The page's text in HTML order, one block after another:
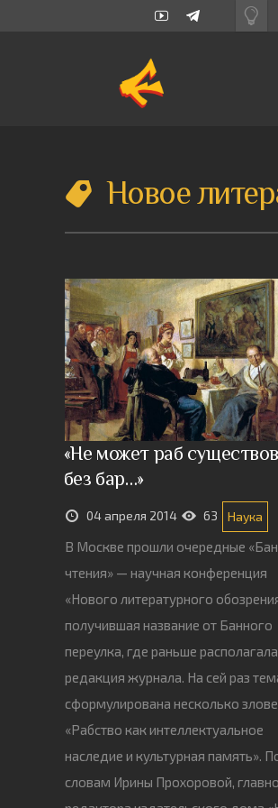
Новое
«Не может раб
без бар…»
04 апреля 2014 63 Наука
В Москве прошли очередные
чтения» — научная конференция
«Нового литературного
получившая название от Банного
переулка, где раньше
редакция журнала. На сей раз
сформулирована несколько
«Рабство как интеллектуальное
наследие и культурная память».
словам Ирины Прохоровой,